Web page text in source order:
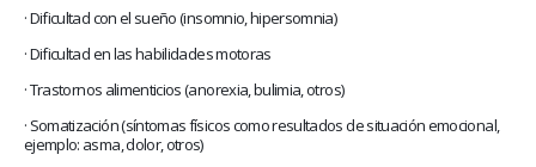
· Dificultad con el sueño (insomnio, hipersomnia)
· Dificultad en las habilidades motoras
· Trastornos alimenticios (anorexia, bulimia, otros)
· Somatización (síntomas físicos como resultados de situación emocional,
ejemplo: asma, dolor, otros)